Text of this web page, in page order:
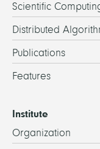
Scientific
Distributed
Publications
Features
Institute
Organization